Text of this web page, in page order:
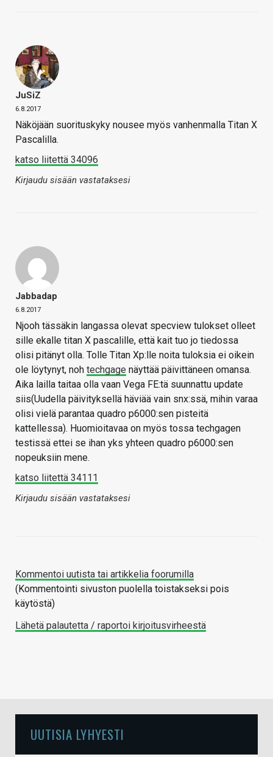
JuSiZ
6.8.2017
Näköjään suorituskyky nousee myös vanhenmalla Titan X
Pascalilla.
katso liitettä 34096
Kirjaudu sisään vastataksesi
Jabbadap
6.8.2017
Njooh tässäkin langassa olevat specview tulokset olleet
sille ekalle titan X pascalille, että kait tuo jo tiedossa
olisi pitänyt olla. Tolle Titan Xp:lle noita tuloksia ei oikein
ole löytynyt, noh techgage näyttää päivittäneen omansa.
Aika lailla taitaa olla vaan Vega FE:tä suunnattu update
siis(Uudella päivityksellä häviää vain snx:ssä, mihin varaa
olisi vielä parantaa quadro p6000:sen pisteitä
kattellessa). Huomioitavaa on myös tossa techgagen
testissä ettei se ihan yks yhteen quadro p6000:sen
nopeuksiin mene.
katso liitettä 34111
Kirjaudu sisään vastataksesi
Kommentoi uutista tai artikkelia foorumilla
(Kommentointi sivuston puolella toistakseksi pois
käytöstä)
Lähetä palautetta / raportoi kirjoitusvirheestä
UUTISIA LYHYESTI